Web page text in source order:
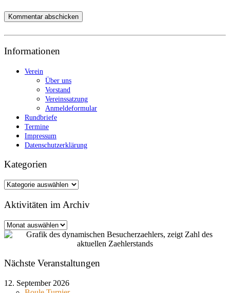
Informationen
Verein
Über uns
Vorstand
Vereinssatzung
Anmeldeformular
Rundbriefe
Termine
Impressum
Datenschutzerklärung
Kategorien
Kategorien
Aktivitäten im Archiv
Aktivitäten
im
Nächste Veranstaltungen
12. September 2026